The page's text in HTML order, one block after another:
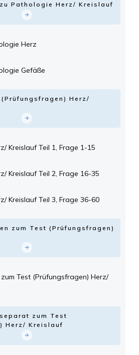
Pathologie Herz/ Kreislauf
Herz
Gefäße
Herz/
Kreislauf Teil 1, Frage 1-15
Kreislauf Teil 2, Frage 16-35
Kreislauf Teil 3, Frage 36-60
zum Test (Prüfungsfragen)
Test (Prüfungsfragen) Herz/
zum Test
Herz/ Kreislauf